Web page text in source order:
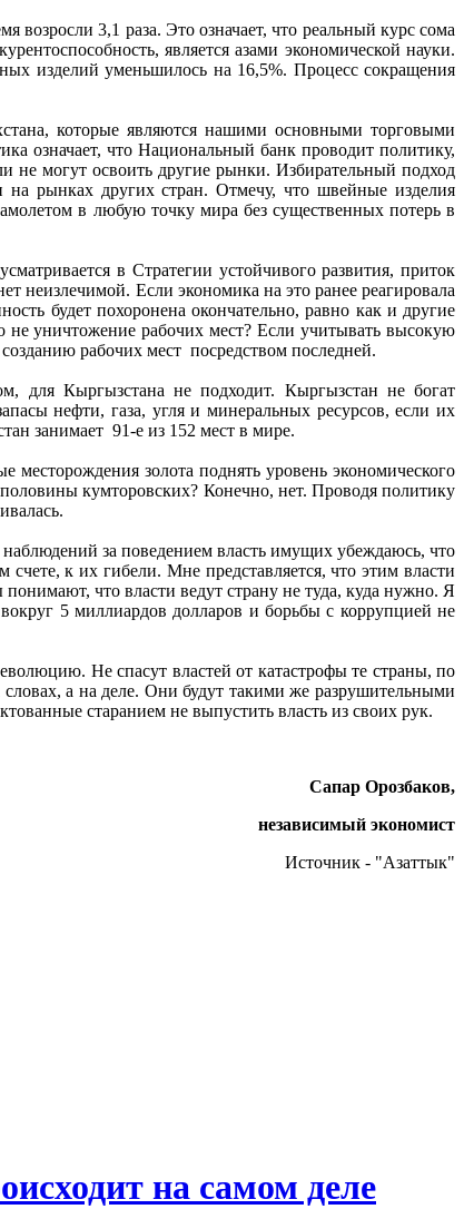
возросли 3,1 раза. Это означает, что реальный курс сома
является азами экономической науки.
изделий уменьшилось на 16,5%. Процесс сокращения
которые являются нашими основными торговыми
означает, что Национальный банк проводит политику,
не могут освоить другие рынки. Избирательный подход
рынках других стран. Отмечу, что швейные изделия
в любую точку мира без существенных потерь в
в Стратегии устойчивого развития, приток
неизлечимой. Если экономика на это ранее реагировала
будет похоронена окончательно, равно как и другие
не уничтожение рабочих мест? Если учитывать высокую
рабочих мест посредством последней.
для Кыргызстана не подходит. Кыргызстан не богат
нефти, газа, угля и минеральных ресурсов, если их
занимает 91-е из 152 мест в мире.
золота поднять уровень экономического
кумторовских? Конечно, нет. Проводя политику
за поведением власть имущих убеждаюсь, что
к их гибели. Мне представляется, что этим власти
что власти ведут страну не туда, куда нужно. Я
5 миллиардов долларов и борьбы с коррупцией не
Не спасут властей от катастрофы те страны, по
а на деле. Они будут такими же разрушительными
старанием не выпустить власть из своих рук.
Сапар Орозбаков,
независимый экономист
Источник - "Азаттык"
на самом деле